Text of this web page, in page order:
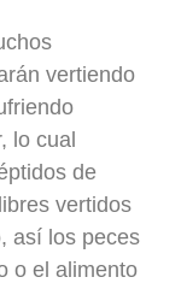
vertiendo
lo cual
de
vertidos
así los peces
o el alimento